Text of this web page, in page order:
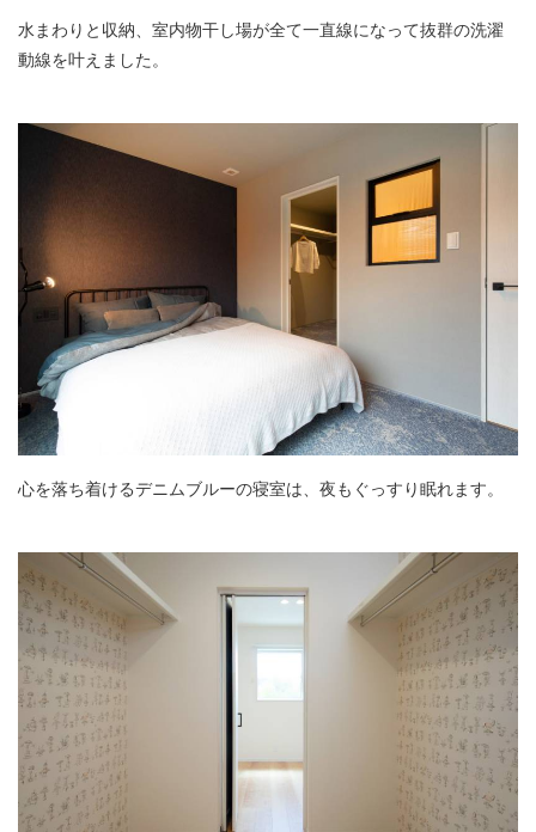
水まわりと収納、室内物干し場が全て一直線になって抜群の洗濯
動線を叶えました。
心を落ち着けるデニムブルーの寝室は、夜もぐっすり眠れます。